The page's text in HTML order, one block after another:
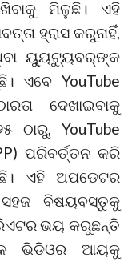
ମିଳୁଛି। ଏହି
ହ୍ରାସ କରୁନାହିଁ,
ୟ୍ୟୁଟ୍ୟୁବର୍‌ଙ୍କ
ଏବେ YouTube
ଦେଖାଇବାକୁ
ଠାରୁ, YouTube
ପରିବର୍ତ୍ତନ କରି
ଏହି ଅପଡେଟର
ବିଷୟବସ୍ତୁକୁ
ଭୟ କରୁଛନ୍ତି
ଭିଡିଓର ଆୟକୁ